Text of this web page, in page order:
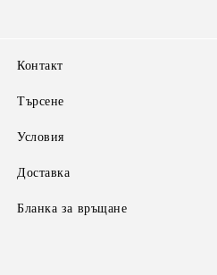
Контакт
Търсене
Условия
Доставка
Бланка за връщане